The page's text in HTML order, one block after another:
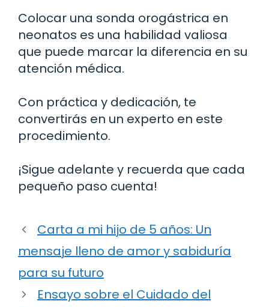
Colocar una sonda orogástrica en
neonatos es una habilidad valiosa
que puede marcar la diferencia en su
atención médica.
Con práctica y dedicación, te
convertirás en un experto en este
procedimiento.
¡Sigue adelante y recuerda que cada
pequeño paso cuenta!
Carta a mi hijo de 5 años: Un
mensaje lleno de amor y sabiduría
para su futuro
Ensayo sobre el Cuidado del